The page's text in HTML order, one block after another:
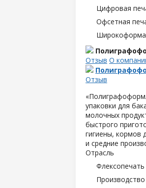
Цифровая
Офсетная
Отзыв О
Отзыв
упаковки для
молочных
быстрого
гигиены, кормов
и средние
Отрасль